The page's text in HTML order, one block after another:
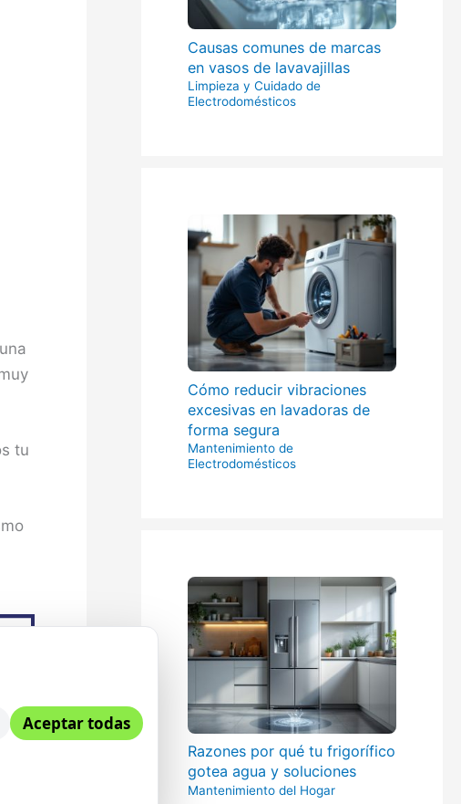
tu
Causas comunes de marcas
en vasos de lavavajillas
Limpieza y Cuidado de
Electrodomésticos
Cómo reducir vibraciones
excesivas en lavadoras de
forma segura
Mantenimiento de
Electrodomésticos
Razones por qué tu frigorífico
gotea agua y soluciones
Mantenimiento del Hogar
Aceptar todas